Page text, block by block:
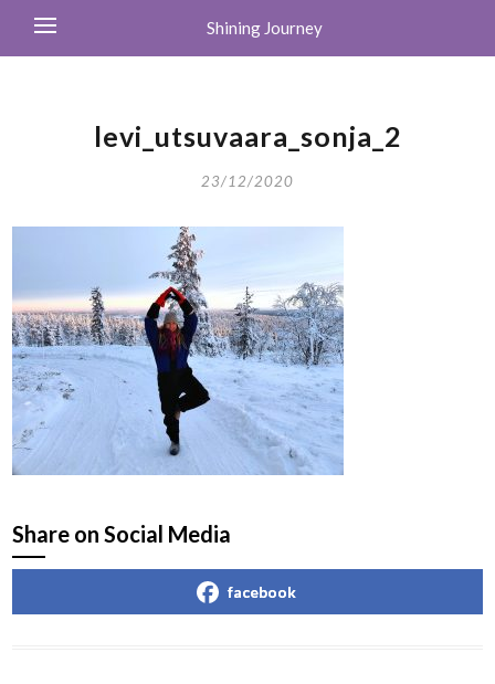
Shining Journey
levi_utsuvaara_sonja_2
23/12/2020
Share on Social Media
facebook